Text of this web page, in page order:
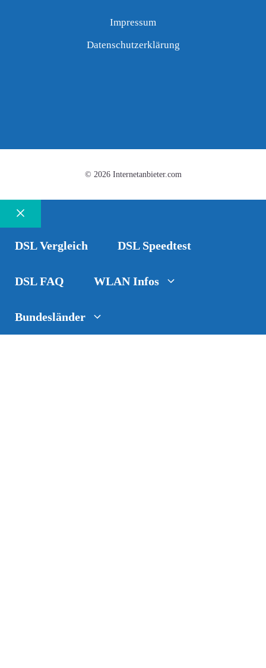
Impressum
Datenschutzerklärung
© 2026 Internetanbieter.com
Schließen
DSL Vergleich DSL Speedtest
DSL FAQ WLAN Infos
Bundesländer